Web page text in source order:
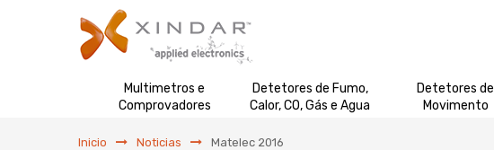
Multimetros e
Comprovadores
Detetores de Fumo,
Calor, CO, Gás e Agua
Detetores de
Movimento
Inicio Noticias Matelec 2016